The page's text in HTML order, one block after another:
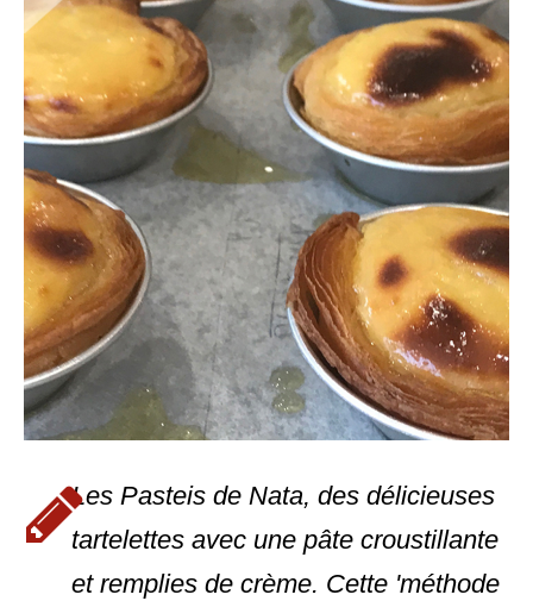
Les Pasteis de Nata, des délicieuses
tartelettes avec une pâte croustillante
et remplies de crème. Cette 'méthode